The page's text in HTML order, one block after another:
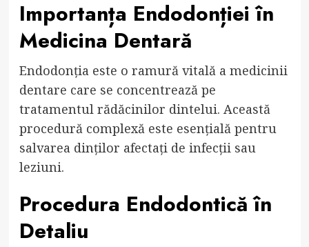
Importanța Endodonției în
Medicina Dentară
Endodonția este o ramură vitală a medicinii
dentare care se concentrează pe
tratamentul rădăcinilor dintelui. Această
procedură complexă este esențială pentru
salvarea dinților afectați de infecții sau
leziuni.
Procedura Endodontică în
Detaliu